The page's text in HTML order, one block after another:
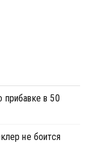
прибавке в 50
не боится